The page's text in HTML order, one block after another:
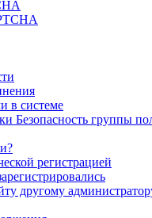
в системе
Безопасность группы
регистрацией
другому